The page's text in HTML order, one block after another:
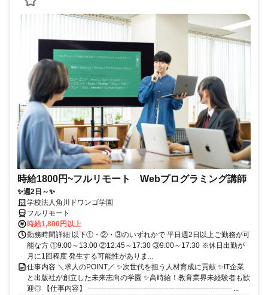
時給1800円~フルリモート Webプログラミング講師
✨週2日～✨
学校法人角川ドワンゴ学園
フルリモート
時給1,800円以上
勤務時間詳細 以下①・②・③のいずれかで 平日週2日以上ご勤務が可
能な方 ①9:00～13:00 ②12:45～17:30 ③9:00～17:30 ※休日出勤が
月に1回程度 発生する可能性がありま...
仕事内容 ＼求人のPOINT／ ✨次世代を担う人材育成に貢献 ✨IT企業
と出版社が創立した未来志向の学園 ✨高時給！教育業界未経験者も歓
迎◎ 【仕事内容】 ┈┈┈┈┈┈┈┈┈┈┈┈┈┈┈┈┈┈┈┈ ...